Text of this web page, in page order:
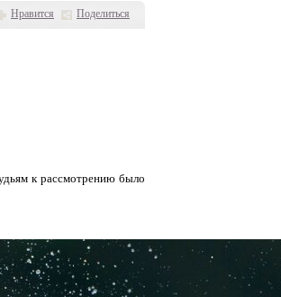
Нравится Поделиться
к рассмотрению было